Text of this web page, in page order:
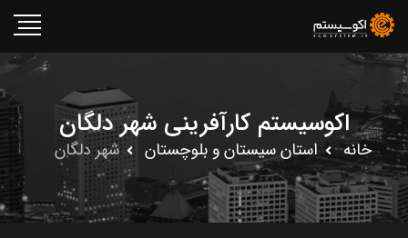
اکوسیستم کارآفرینی شهر دلگان
خانه استان سيستان و بلوچستان شهر دلگان